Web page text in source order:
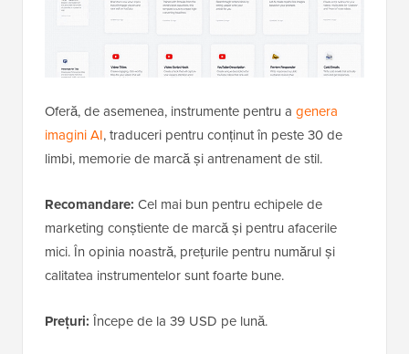
Oferă, de asemenea, instrumente pentru a genera
imagini AI, traduceri pentru conținut în peste 30 de
limbi, memorie de marcă și antrenament de stil.
Recomandare: Cel mai bun pentru echipele de
marketing conștiente de marcă și pentru afacerile
mici. În opinia noastră, prețurile pentru numărul și
calitatea instrumentelor sunt foarte bune.
Prețuri: Începe de la 39 USD pe lună.